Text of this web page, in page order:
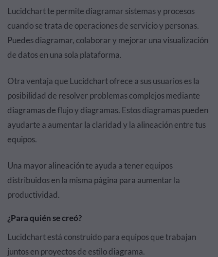
Lucidchart te permite diagramar sistemas y procesos
cuando se trata de operaciones de servicio y personas.
Puedes diagramar, colaborar y mejorar una visualización
de datos en una sola plataforma.
Otra ventaja que Lucidchart ofrece a sus usuarios es la
posibilidad de resolver problemas complejos mediante
diagramas de flujo y diagramas. Estos diagramas pueden
ayudarte a aumentar la claridad y la alineación entre tus
equipos.
Una mayor alineación te ayuda a tener equipos
distribuidos en la misma página para aumentar la
productividad.
¿Para quién se creó?
Lucidchart está construido para equipos que trabajan
juntos en proyectos de estilo diagrama.